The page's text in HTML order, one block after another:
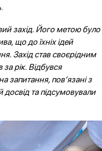
захід. Його метою було
що до їхніх ідей
Захід став своєрідним
рік. Відбувся
запитання, пов’язані з
досвід та підсумовували